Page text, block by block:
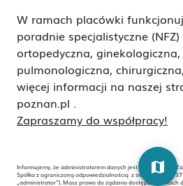
W ramach placówki
poradnie specjalistyczne (NFZ)
ortopedyczna,
pulmonologiczna,
więcej informacji na naszej
poznan.pl .
Zapraszamy do współpracy!
Informujemy, że administratorem danych jest Niepubliczny
Spółka z ograniczoną odpowiedzialnością z siedzibą w 60-
„administrator”). Masz prawo do żądania dostępu do swoich
map